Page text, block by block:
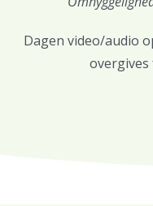
Dagen video/audio